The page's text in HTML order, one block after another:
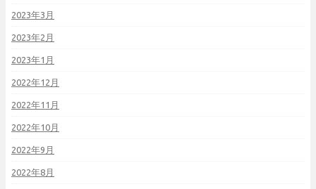
2023年3月
2023年2月
2023年1月
2022年12月
2022年11月
2022年10月
2022年9月
2022年8月